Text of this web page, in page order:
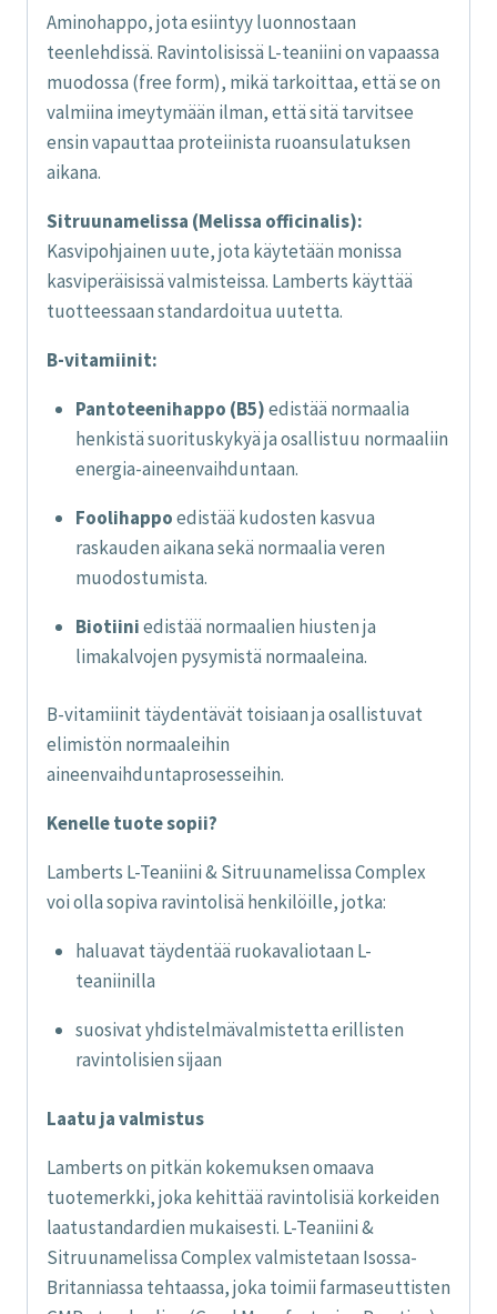
Aminohappo, jota esiintyy luonnostaan
teenlehdissä. Ravintolisissä L-teaniini on vapaassa
muodossa (free form), mikä tarkoittaa, että se on
valmiina imeytymään ilman, että sitä tarvitsee
ensin vapauttaa proteiinista ruoansulatuksen
aikana.
Sitruunamelissa (Melissa officinalis):
Kasvipohjainen uute, jota käytetään monissa
kasviperäisissä valmisteissa. Lamberts käyttää
tuotteessaan standardoitua uutetta.
B-vitamiinit:
Pantoteenihappo (B5)edistää normaalia
henkistä suorituskykyä ja osallistuu normaaliin
energia-aineenvaihduntaan.
Foolihappoedistää kudosten kasvua
raskauden aikana sekä normaalia veren
muodostumista.
Biotiiniedistää normaalien hiusten ja
limakalvojen pysymistä normaaleina.
B-vitamiinit täydentävät toisiaan ja osallistuvat
elimistön normaaleihin
aineenvaihduntaprosesseihin.
Kenelle tuote sopii?
Lamberts L-Teaniini & Sitruunamelissa Complex
voi olla sopiva ravintolisä henkilöille, jotka:
haluavat täydentää ruokavaliotaan L-
teaniinilla
suosivat yhdistelmävalmistetta erillisten
ravintolisien sijaan
Laatu ja valmistus
Lamberts on pitkän kokemuksen omaava
tuotemerkki, joka kehittää ravintolisiä korkeiden
laatustandardien mukaisesti. L-Teaniini &
Sitruunamelissa Complex valmistetaan Isossa-
Britanniassa tehtaassa, joka toimii farmaseuttisten